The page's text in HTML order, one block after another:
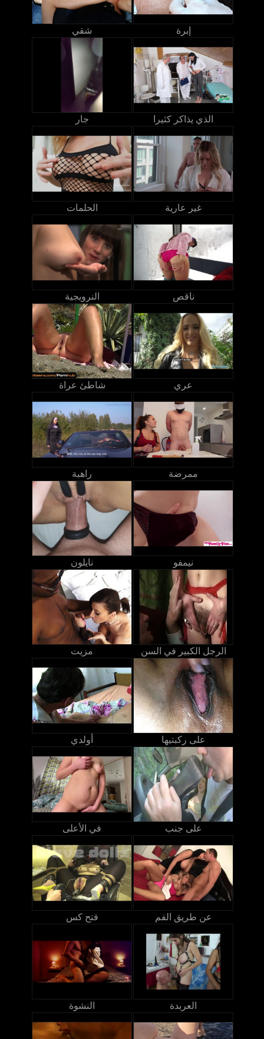
شقي إبرة
جار الذي يذاكر كثيرا
الحلمات غير عارية
النرويجية ناقص
شاطئ عراة عري
راهبة ممرضة
نايلون نيمفو
مزيت الرجل الكبير في السن
أولدي على ركبتيها
في الأعلى على جنب
فتح كس عن طريق الفم
النشوة العربدة